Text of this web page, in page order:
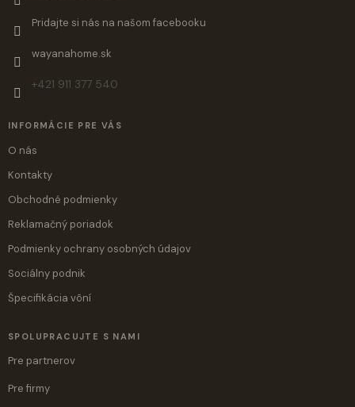
Pridajte si nás na našom facebooku
wayanahome.sk
+421 911 377 540
INFORMÁCIE PRE VÁS
O nás
Kontakty
Obchodné podmienky
Reklamačný poriadok
Podmienky ochrany osobných údajov
Sociálny podnik
Špecifikácia vôní
SPOLUPRACUJTE S NAMI
Pre partnerov
Pre firmy